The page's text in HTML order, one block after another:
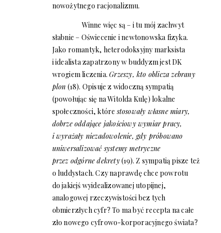
nowożytnego racjonalizmu.
Winne więc są – i tu mój zachwyt
słabnie – Oświecenie i newtonowska fizyka.
Jako romantyk, heterodoksyjny marksista
i idealista zapatrzony w buddyzm jest DK
wrogiem liczenia.Grzeszy, kto oblicza zebrany
plon (18). Opisuje z widoczną sympatią
(powołując się na Witolda Kulę) lokalne
społeczności, którestosowały własne miary,
dobrze oddające jakościowy wymiar pracy,
i wyrażały niezadowolenie, gdy próbowano
uniwersalizować systemy metryczne
przez odgórne dekrety(19). Z sympatią pisze też
o luddystach. Czy naprawdę chce powrotu
do jakiejś wyidealizowanej utopijnej,
analogowej rzeczywistości bez tych
obmierzłych cyfr? To ma być recepta na całe
zło nowego cyfrowo-korporacyjnego świata?